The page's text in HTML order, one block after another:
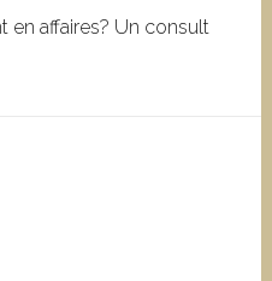
en affaires? Un consult